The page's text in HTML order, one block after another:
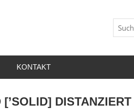
Suchen
KONTAKT
DISTANZIERT